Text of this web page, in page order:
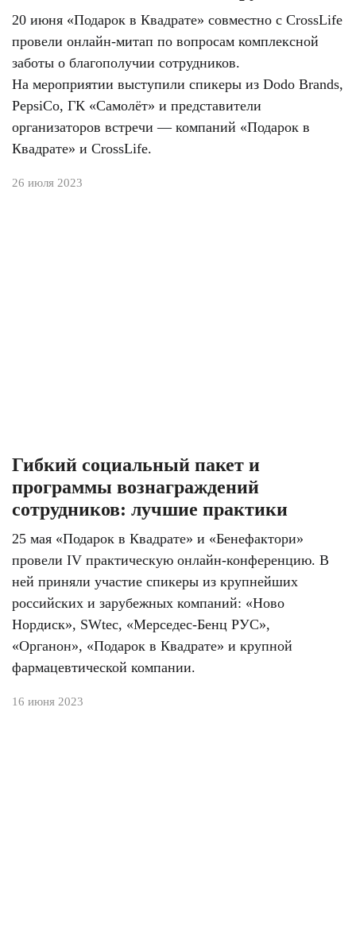
20 июня «Подарок в Квадрате» совместно с CrossLife
провели онлайн-митап по вопросам комплексной
заботы о благополучии сотрудников.
На мероприятии выступили спикеры из Dodo Brands,
PepsiCo, ГК «Самолёт» и представители
организаторов встречи — компаний «Подарок в
Квадрате» и CrossLife.
26 июля 2023
Гибкий социальный пакет и
программы вознаграждений
сотрудников: лучшие практики
25 мая «Подарок в Квадрате» и «Бенефактори»
провели IV практическую онлайн-конференцию. В
ней приняли участие спикеры из крупнейших
российских и зарубежных компаний: «Ново
Нордиск», SWtec, «Мерседес-Бенц РУС»,
«Органон», «Подарок в Квадрате» и крупной
фармацевтической компании.
16 июня 2023